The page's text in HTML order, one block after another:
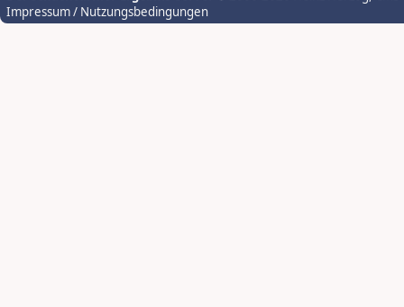
Impressum / Nutzungsbedingungen